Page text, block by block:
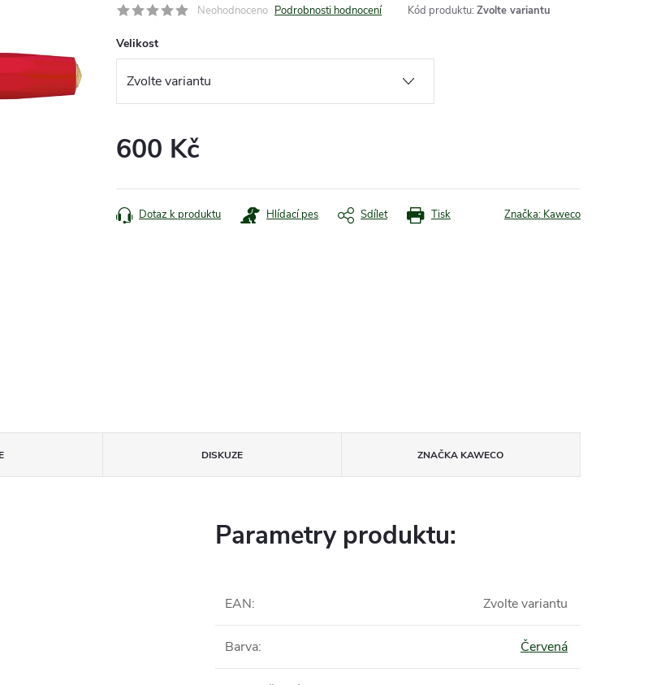
Neohodnoceno Podrobnosti hodnocení Kód produktu: Zvolte variantu
Velikost
600 Kč
cena:
Tisk
Dotaz k produktu Hlídací pes Sdílet Značka: Kaweco
DISKUZE ZNAČKA KAWECO
Parametry produktu:
EAN: Zvolte variantu
Barva: Červená